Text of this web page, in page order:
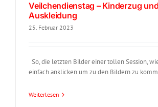
Veilchendienstag – Kinderzug und
Auskleidung
25. Februar 2023
So, die letzten Bilder einer tollen Session,
einfach anklicken um zu den Bildern zu
Weiterlesen